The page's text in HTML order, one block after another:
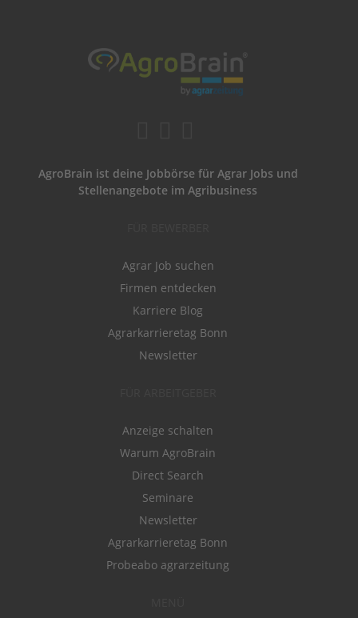
AgroBrain ist deine Jobbörse für Agrar Jobs und
Stellenangebote im Agribusiness
Agrar Job suchen
Firmen entdecken
Karriere Blog
Agrarkarrieretag Bonn
Newsletter
Anzeige schalten
Warum AgroBrain
Direct Search
Seminare
Newsletter
Agrarkarrieretag Bonn
Probeabo agrarzeitung